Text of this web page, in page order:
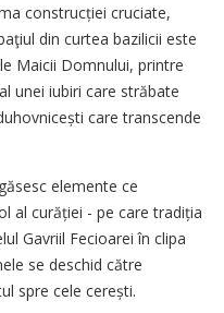
construcției cruciate,
din curtea bazilicii este
Maicii Domnului, printre
unei iubiri care străbate
care transcende
elemente ce
al curăției - pe care tradiția
Gavriil Fecioarei în clipa
se deschid către
spre cele cerești.